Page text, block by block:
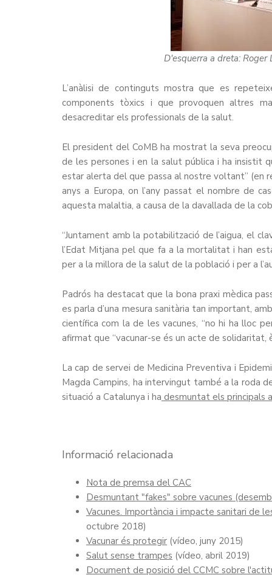
D'esquerra a dreta: Roger
L’anàlisi de continguts mostra que es
components tòxics i que provoquen altres
desacreditar els professionals de la salut.
El president del CoMB ha mostrat la seva
de les persones i en la salut pública i ha insistit
estar alerta del que passa al nostre voltant” (en
anys a Europa, on l’any passat el nombre de
aquesta malaltia, a causa de la davallada de la
“Juntament amb la potabilització de l’aigua, el
l’Edat Mitjana pel que fa a la mortalitat i han
per a la millora de la salut de la població i per a
Padrós ha destacat que la bona praxi mèdica
es parla d’una mesura sanitària tan important,
científica com la de les vacunes, “no hi ha lloc
afirmat que “vacunar-se és un acte de solidaritat,
La cap de servei de Medicina Preventiva i
Magda Campins, ha intervingut també a la roda
situació a Catalunya i ha desmuntat els principals
Informació relacionada
Nota de premsa del CAC
Desmuntant "fakes" sobre vacunes
Vacunes. Importància i impacte sanitari de
octubre 2018)
Vacunar és protegir (vídeo, juny 2015)
Salut sense trampes (vídeo, abril 2019)
Document de posició del CCMC sobre